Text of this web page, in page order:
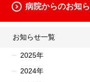
病院からのお知
お知らせ一覧
2025年
2024年